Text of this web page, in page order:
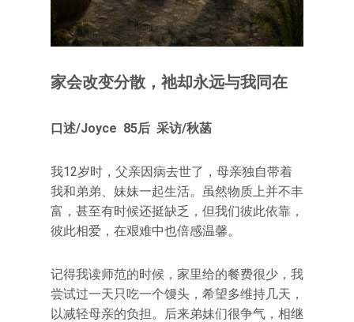
家会改变分散，祂却永远与我同在
口述/Joyce 85后 采访/秋菡
我12岁时，父亲因病去世了，母亲独自带着
我和弟弟、妹妹一起生活。虽然物质上并不丰
富，甚至有时候还挺缺乏，但我们彼此依靠，
彼此相爱，在艰难中也倍感温馨。
记得我读师范的时候，家里给的餐费很少，我
尝试过一天只吃一个馒头，希望多维持几天，
以减轻母亲的负担。后来弟妹们很争气，相继